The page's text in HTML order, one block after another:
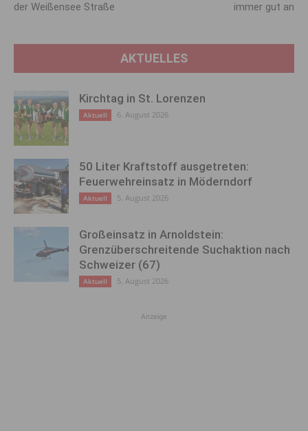
der Weißensee Straße
immer gut an
AKTUELLES
Kirchtag in St. Lorenzen
Aktuell 6. August 2026
50 Liter Kraftstoff ausgetreten:
Feuerwehreinsatz in Möderndorf
Aktuell 5. August 2026
Großeinsatz in Arnoldstein:
Grenzüberschreitende Suchaktion nach
Schweizer (67)
Aktuell 5. August 2026
Anzeige